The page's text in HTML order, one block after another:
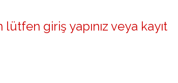
lütfen giriş yapınız veya kayıt